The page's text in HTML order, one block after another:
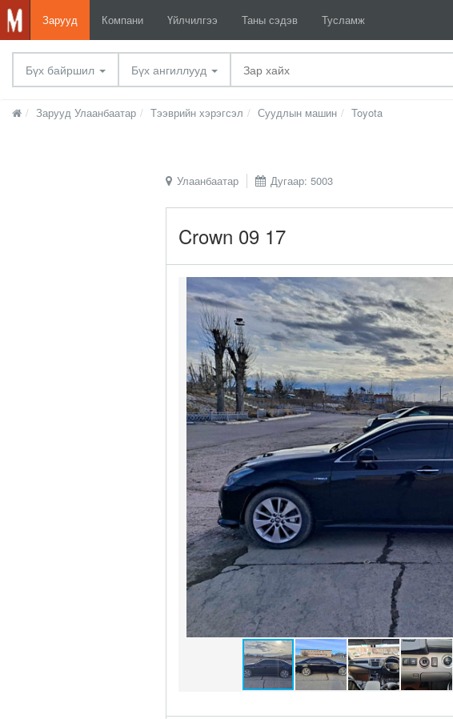
Зарууд Компани Үйлчилгээ Таны сэдэв Тусламж
Бүх байршил Бүх ангиллууд
Зарууд Улаанбаатар Тээврийн хэрэгсэл Суудлын машин Toyota
Улаанбаатар Дугаар: 5003
Crown 09 17